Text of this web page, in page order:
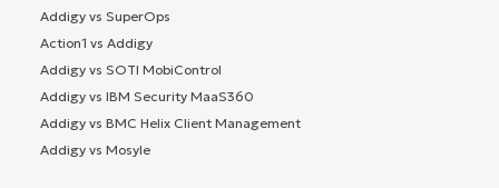
Addigy vs SuperOps
Action1 vs Addigy
Addigy vs SOTI MobiControl
Addigy vs IBM Security MaaS360
Addigy vs BMC Helix Client Management
Addigy vs Mosyle